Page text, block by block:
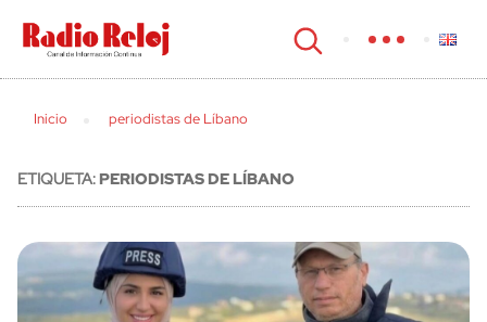
cerrar
Inicio periodistas de Líbano
ETIQUETA:PERIODISTAS DE LÍBANO